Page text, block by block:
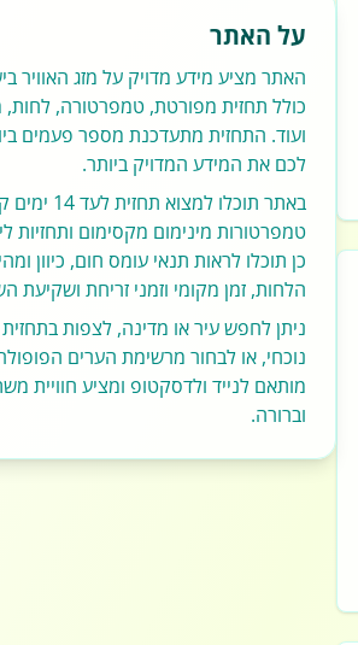
על האתר
האתר מציע מידע מדויק על מזג האוויר
כולל תחזית מפורטת, טמפרטורה, לחות,
ועוד. התחזית מתעדכנת מספר פעמים
לכם את המידע המדויק ביותר.
באתר תוכלו למצוא
טמפרטורות מינימום מקסימום ותחזיות
כן תוכלו לראות תנאי עומס חום, כיוון
הלחות, זמן מקומי וזמני זריחת ושקיעת
ניתן לחפש עיר או מדינה, לצפות
נוכחי, או לבחור מרשימת הערים
מותאם לנייד ולדסקטופ ומציע חוויית
וברורה.